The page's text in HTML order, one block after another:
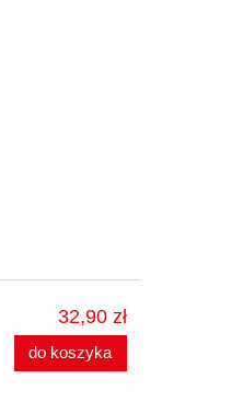
32,90 zł
do koszyka